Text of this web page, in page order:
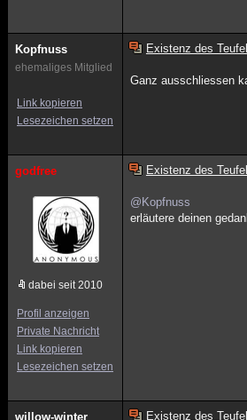
Kopfnuss
ehemaliges Mitglied
Link kopieren
Lesezeichen setzen
Existenz des
Ganz ausschliessen
godfree
dabei seit 2010
Profil anzeigen
Private Nachricht
Link kopieren
Lesezeichen setzen
Existenz des
@Kopfnuss
erläutere deinen
willow-winter Existenz des